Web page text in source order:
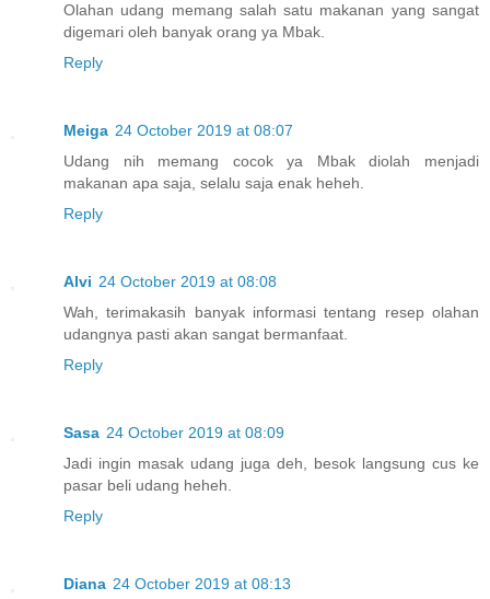
Olahan udang memang salah satu makanan yang sangat
digemari oleh banyak orang ya Mbak.
Reply
Meiga 24 October 2019 at 08:07
Udang nih memang cocok ya Mbak diolah menjadi
makanan apa saja, selalu saja enak heheh.
Reply
Alvi 24 October 2019 at 08:08
Wah, terimakasih banyak informasi tentang resep olahan
udangnya pasti akan sangat bermanfaat.
Reply
Sasa 24 October 2019 at 08:09
Jadi ingin masak udang juga deh, besok langsung cus ke
pasar beli udang heheh.
Reply
Diana 24 October 2019 at 08:13